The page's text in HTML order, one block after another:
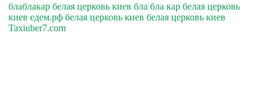
блаблакар белая церковь киев бла бла кар белая церковь
киев едем.рф белая церковь киев белая церковь киев
Taxiuber7.com